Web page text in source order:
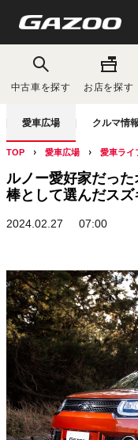
中古車を探す お店を探す
愛車広場 クルマ情報
TOP 愛車広場 愛車ライ
ルノー愛好家だっ
棒として選んだス
2024.02.27 07:00